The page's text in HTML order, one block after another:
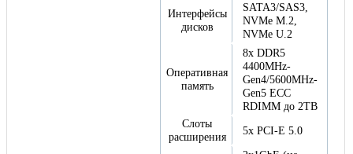
Интерфейсы
дисков
SATA3/SAS3,
NVMe M.2,
NVMe U.2
Оперативная
память
8x DDR5
4400MHz-
Gen4/5600MHz-
Gen5 ECC
RDIMM до 2TB
Слоты
расширения
5x PCI-E 5.0